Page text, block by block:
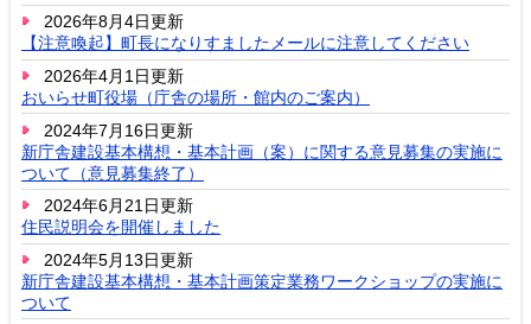
2026年8月4日更新
【注意喚起】町長になりすましたメールに注意してください
2026年4月1日更新
おいらせ町役場（庁舎の場所・館内のご案内）
2024年7月16日更新
新庁舎建設基本構想・基本計画（案）に関する意見募集の実施に
ついて（意見募集終了）
2024年6月21日更新
住民説明会を開催しました
2024年5月13日更新
新庁舎建設基本構想・基本計画策定業務ワークショップの実施に
ついて